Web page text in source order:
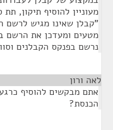
מעוניין להוסיף תיקון,
"קבלן שאינו מגיש לרשם
מטעים ומעדכן את הרשם
נרשם בפנקס הקבלנים
לאה ורון
אתם מבקשים להוסיף
הכנסת?